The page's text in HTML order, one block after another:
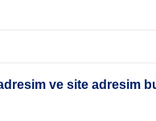
ve site adresim